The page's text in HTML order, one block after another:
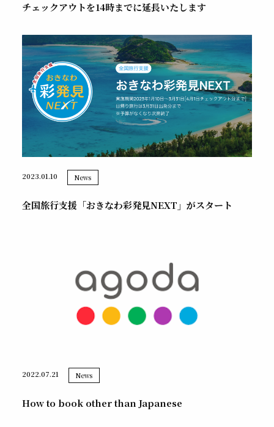
チェックアウトを14時までに延長いたします
2023.01.10 News
全国旅行支援「おきなわ彩発見NEXT」がスタート
2022.07.21 News
How to book other than Japanese